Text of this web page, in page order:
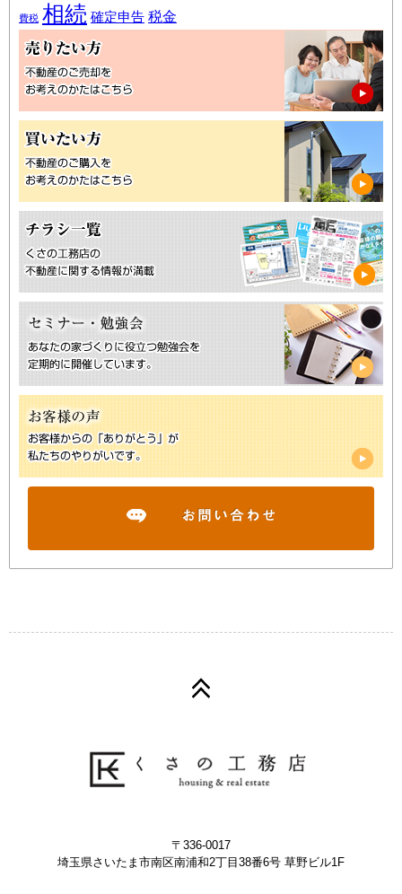
費税 相続 確定申告 税金
〒336-0017
埼玉県さいたま市南区南浦和2丁目38番6号 草野ビル1F